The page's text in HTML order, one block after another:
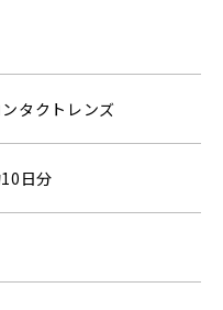
タクトレンズ
日分